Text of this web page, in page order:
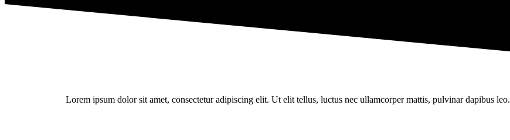
Lorem ipsum dolor sit amet, consectetur adipiscing elit. Ut elit tellus, luctus nec ullamcorper mattis, pulvinar dapibus leo.